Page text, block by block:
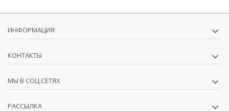
ИНФОРМАЦИЯ
КОНТАКТЫ
МЫ В СОЦ.СЕТЯХ
РАССЫЛКА